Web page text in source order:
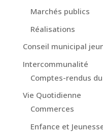
Marchés publics
Réalisations
Conseil municipal
Intercommunalité
Comptes-rendus
Vie Quotidienne
Commerces
Enfance et